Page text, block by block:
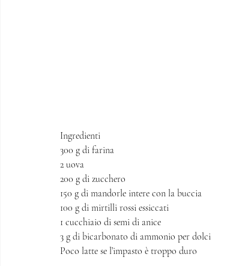
Ingredienti
300 g di farina
2 uova
200 g di zucchero
150 g di mandorle intere con la buccia
100 g di mirtilli rossi essiccati
1 cucchiaio di semi di anice
3 g di bicarbonato di ammonio per dolci
Poco latte se l’impasto è troppo duro